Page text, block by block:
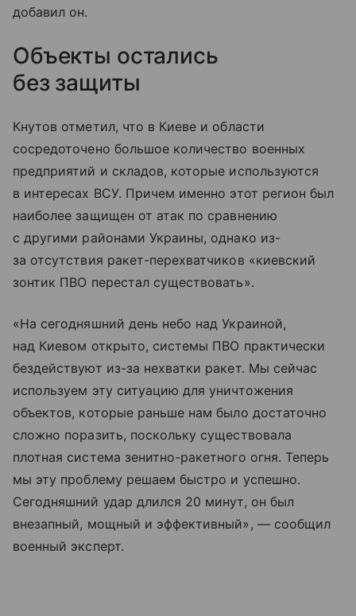
добавил он.
Объекты остались
без защиты
Кнутов отметил, что в Киеве и области
сосредоточено большое количество военных
предприятий и складов, которые используются
в интересах ВСУ. Причем именно этот регион был
наиболее защищен от атак по сравнению
с другими районами Украины, однако из-
за отсутствия ракет-перехватчиков «киевский
зонтик ПВО перестал существовать».
«На сегодняшний день небо над Украиной,
над Киевом открыто, системы ПВО практически
бездействуют из-за нехватки ракет. Мы сейчас
используем эту ситуацию для уничтожения
объектов, которые раньше нам было достаточно
сложно поразить, поскольку существовала
плотная система зенитно-ракетного огня. Теперь
мы эту проблему решаем быстро и успешно.
Сегодняшний удар длился 20 минут, он был
внезапный, мощный и эффективный», — сообщил
военный эксперт.